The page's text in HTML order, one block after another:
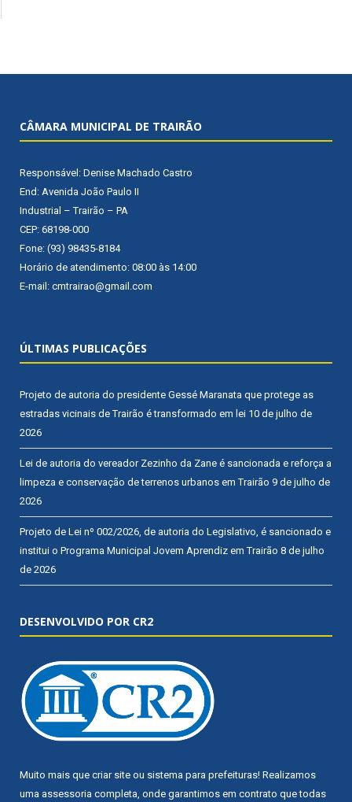
CÂMARA MUNICIPAL DE TRAIRÃO
Responsável: Denise Machado Castro
End: Avenida João Paulo II
Industrial – Trairão – PA
CEP: 68198-000
Fone: (93) 98435-8184
Horário de atendimento: 08:00 às 14:00
E-mail: cmtrairao@gmail.com
ÚLTIMAS PUBLICAÇÕES
Projeto de autoria do presidente Gessé Maranata que protege as
estradas vicinais de Trairão é transformado em lei 10 de julho de
2026
Lei de autoria do vereador Zezinho da Zane é sancionada e reforça a
limpeza e conservação de terrenos urbanos em Trairão 9 de julho de
2026
Projeto de Lei nº 002/2026, de autoria do Legislativo, é sancionado e
institui o Programa Municipal Jovem Aprendiz em Trairão 8 de julho
de 2026
DESENVOLVIDO POR CR2
Muito mais que criar site ou sistema para prefeituras! Realizamos
uma assessoria completa, onde garantimos em contrato que todas